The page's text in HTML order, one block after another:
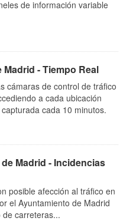
de información variable
- Tiempo Real
cámaras de control de tráfico
a cada ubicación
cada 10 minutos.
Madrid - Incidencias
posible afección al tráfico en
el Ayuntamiento de Madrid
carreteras...